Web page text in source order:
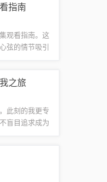
的到来，...
指南
观看指南。这
弦的情节吸引
无关游戏...
之旅
此刻的我更专
盲目追求成为
，专注于...